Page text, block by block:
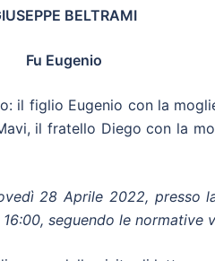
BELTRAMI
Fu Eugenio
il figlio Eugenio con la
il fratello Diego con la
28 Aprile 2022, presso
seguendo le normative